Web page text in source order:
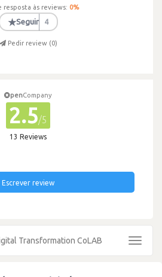
resposta às reviews: 0%
★Seguir 4
Pedir review (0)
penCompany
2.5/5
13 Reviews
Escrever review
Transformation CoLAB
Toggle